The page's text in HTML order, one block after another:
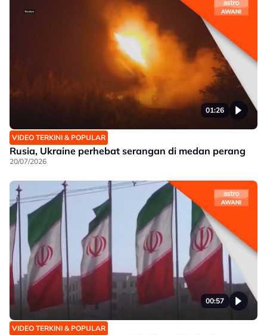
01:26
VIDEO TERKINI & POPULAR
Rusia, Ukraine perhebat serangan di medan perang
20/07/2026
00:57
VIDEO TERKINI & POPULAR